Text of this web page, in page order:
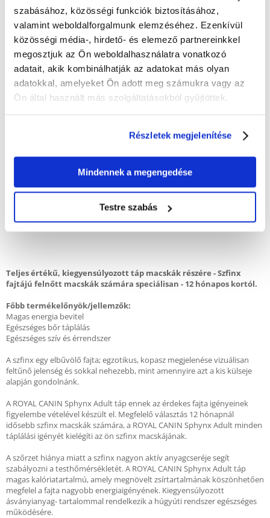
szabásához, közösségi funkciók biztosításához,
valamint weboldalforgalmunk elemzéséhez. Ezenkívül
közösségi média-, hirdető- és elemező partnereinkkel
megosztjuk az Ön weboldalhasználatra vonatkozó
adatait, akik kombinálhatják az adatokat más olyan
adatokkal, amelyeket Ön adott meg számukra vagy az
Ön által használt más szolgáltatásokból gyűjtöttek.
Részletek megjelenítése
Mindennek a megengedése
Testre szabás
Teljes értékű, kiegyensúlyozott táp macskák részére - Szfinx
fajtájú felnőtt macskák számára speciálisan - 12 hónapos kortól.
Főbb termékelőnyök/jellemzők:
Magas energia bevitel
Egészséges bőr táplálás
Egészséges szív és érrendszer
A szfinx egy elbűvölő fajta; egzotikus, kopasz megjelenése vizuálisan
feltűnő jelenség és sokkal nehezebb, mint amennyire azt a kis külseje
alapján gondolnánk.
A ROYAL CANIN Sphynx Adult táp ennek az érdekes fajta igényeinek
figyelembe vételével készült el. Megfelelő választás 12 hónapnál
idősebb szfinx macskák számára, a ROYAL CANIN Sphynx Adult minden
táplálási igényét kielégíti az ön szfinx macskájának.
A szőrzet hiánya miatt a szfinx nagyon aktív anyagcseréje segít
szabályozni a testhőmérsékletét. A ROYAL CANIN Sphynx Adult táp
magas kalóriatartalmú, amely megnövelt zsírtartalmának köszönhetően
megfelel a fajta nagyobb energiaigényének. Kiegyensúlyozott
ásványianyag- tartalommal rendelkezik a húgyúti rendszer egészséges
működésére.